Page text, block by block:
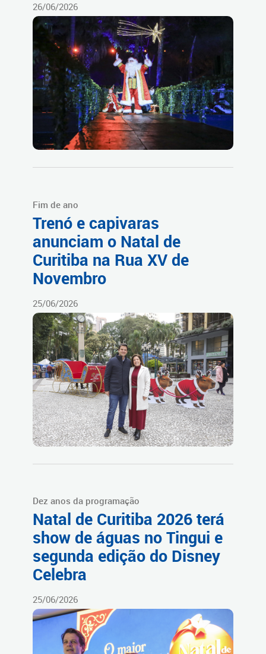
26/06/2026
Fim de ano
Trenó e capivaras
anunciam o Natal de
Curitiba na Rua XV de
Novembro
25/06/2026
Dez anos da programação
Natal de Curitiba 2026 terá
show de águas no Tingui e
segunda edição do Disney
Celebra
25/06/2026